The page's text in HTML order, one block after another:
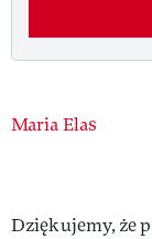
Authors
Maria Elas
Dziękujemy, że